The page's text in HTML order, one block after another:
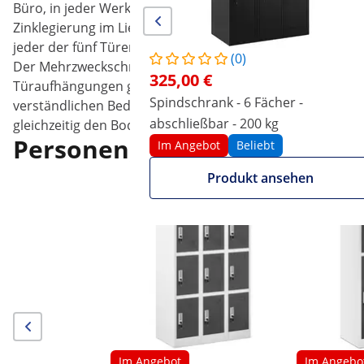
(0)
325,00 €
Spindschrank - 6 Fächer -
abschließbar - 200 kg
Im Angebot Beliebt
Produkt ansehen
Büro, in jeder Werkstatt und in jeder Bibliothek. Die fünf
Zinklegierung im Lieferumfang enthalten, um den Inhalt
jeder der fünf Türen eignet sich dieser Schrank auch
Der Mehrzweckschrank aus Stahl ist mit
Türaufhängungen garantieren zusätzliche Sicherheit
verständlichen Bedienungsanleitung lässt sich der
gleichzeitig den Boden vor Kratzern und anderen
Personen, die dieses